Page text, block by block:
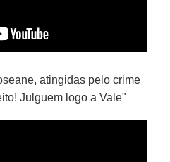
atingidas pelo crime
Julguem logo a Vale"